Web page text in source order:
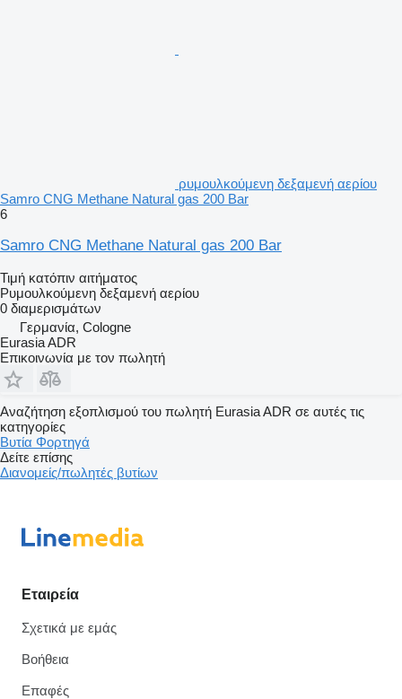
ρυμουλκούμενη δεξαμενή αερίου
Samro CNG Methane Natural gas 200 Bar
6
Samro CNG Methane Natural gas 200 Bar
Τιμή κατόπιν αιτήματος
Ρυμουλκούμενη δεξαμενή αερίου
0 διαμερισμάτων
Γερμανία, Cologne
Eurasia ADR
Επικοινωνία με τον πωλητή
Αναζήτηση εξοπλισμού του πωλητή Eurasia ADR σε αυτές τις
κατηγορίες
Βυτία Φορτηγά
Δείτε επίσης
Διανομείς/πωλητές βυτίων
Εταιρεία
Σχετικά με εμάς
Βοήθεια
Επαφές